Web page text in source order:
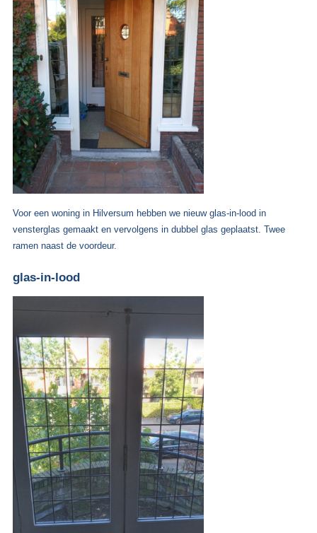
Voor een woning in Hilversum hebben we nieuw glas-in-lood in
vensterglas gemaakt en vervolgens in dubbel glas geplaatst. Twee
ramen naast de voordeur.
glas-in-lood